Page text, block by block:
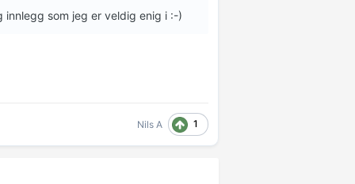
som jeg er veldig enig i :-)
Nils A 1